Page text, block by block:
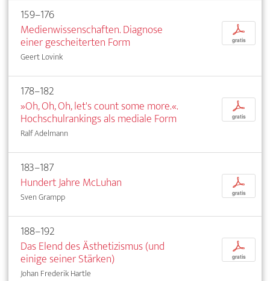
159–176
Medienwissenschaften. Diagnose
einer gescheiterten Form
Geert Lovink
p
gratis
178–182
»Oh, Oh, Oh, let's count some more.«.
Hochschulrankings als mediale Form
Ralf Adelmann
p
gratis
183–187
Hundert Jahre McLuhan
Sven Grampp
p
gratis
188–192
Das Elend des Ästhetizismus (und
einige seiner Stärken)
Johan Frederik Hartle
p
gratis